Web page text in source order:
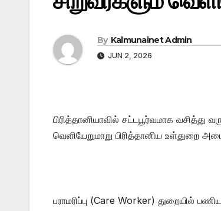
By Kalmunainet Admin
JUN 2, 2026
பிரித்தானியாவில் சட்டபூர்வமாக வசித்து
வெளியேறுமாறு பிரித்தானிய
பராமரிப்பு (Care Worker) துறையில்